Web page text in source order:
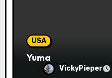
USA
Yuma
VickyPieper